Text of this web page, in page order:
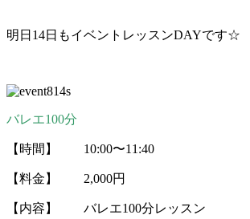
明日14日もイベントレッスンDAYです☆
バレエ100分
【時間】 10:00〜11:40
【料金】 2,000円
【内容】 バレエ100分レッスン